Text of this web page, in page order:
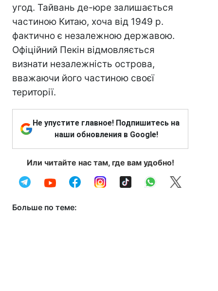
угод. Тайвань де-юре залишається
частиною Китаю, хоча від 1949 р.
фактично є незалежною державою.
Офіційний Пекін відмовляється
визнати незалежність острова,
вважаючи його частиною своєї
території.
Не упустите главное! Подпишитесь на
наши обновления в Google!
Или читайте нас там, где вам удобно!
Больше по теме: